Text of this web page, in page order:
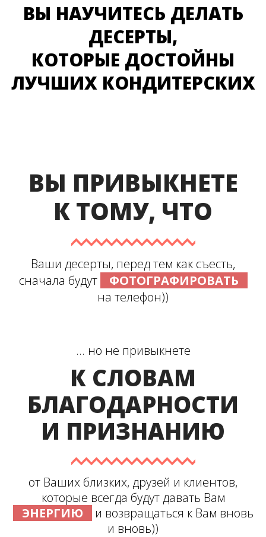
ВЫ НАУЧИТЕСЬ ДЕЛАТЬ
ДЕСЕРТЫ,
КОТОРЫЕ ДОСТОЙНЫ
ЛУЧШИХ КОНДИТЕРСКИХ
ВЫ ПРИВЫКНЕТЕ
К ТОМУ, ЧТО
Ваши десерты, перед тем как съесть,
сначала будут
ФОТОГРАФИРОВАТЬ
на телефон))
... но не привыкнете
К СЛОВАМ
БЛАГОДАРНОСТИ
И ПРИЗНАНИЮ
от Ваших близких, друзей и клиентов,
которые всегда будут давать Вам
ЭНЕРГИЮ
и возвращаться к Вам вновь
и вновь))